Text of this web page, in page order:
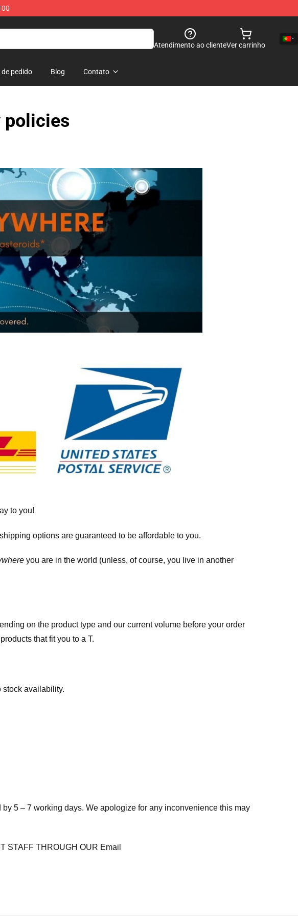
Atendimento ao clienteVer carrinho
pedido Blog Contato
policies
to you!
options are guaranteed to be affordable to you.
you are in the world (unless, of course, you live in another
on the product type and our current volume before your order
that fit you to a T.
stock availability.
5 – 7 working days. We apologize for any inconvenience this may
STAFF THROUGH OUR Email